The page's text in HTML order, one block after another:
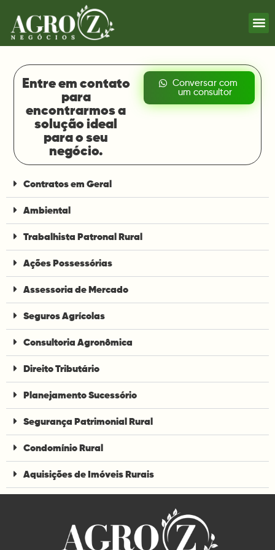
Entre em contato
para
encontrarmos a
solução ideal
para o seu
negócio.
Conversar com
um consultor
Contratos em Geral
Ambiental
Trabalhista Patronal Rural
Ações Possessórias
Assessoria de Mercado
Seguros Agrícolas
Consultoria Agronômica
Direito Tributário
Planejamento Sucessório
Segurança Patrimonial Rural
Condomínio Rural
Aquisições de Imóveis Rurais